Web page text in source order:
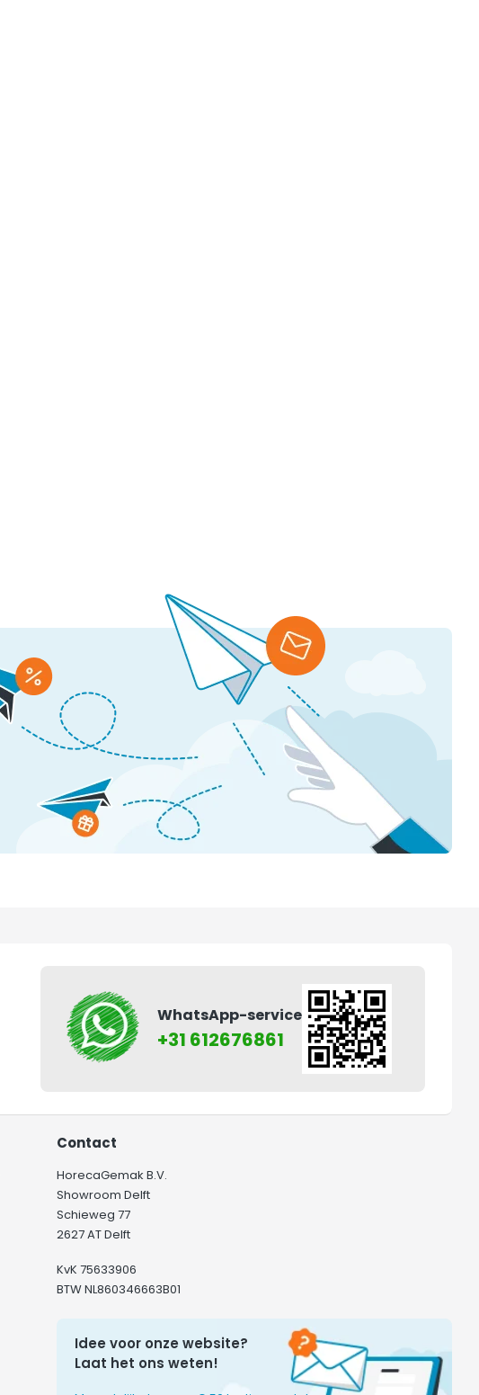
WhatsApp-service
+31 612676861
Contact
HorecaGemak B.V.
Showroom Delft
Schieweg 77
2627 AT Delft
KvK 75633906
BTW NL860346663B01
Idee voor onze website?
Laat het ons weten!